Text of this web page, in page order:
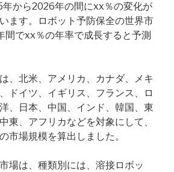
年から2026年の間にxx％の変化が
ます。ロボット予防保全の世界市
間でxx％の年率で成長すると予測
、北米、アメリカ、カナダ、メキ
ドイツ、イギリス、フランス、ロ
、日本、中国、インド、韓国、東
東、アフリカなどを対象にして、
市場規模を算出しました。
場は、種類別には、溶接ロボッ